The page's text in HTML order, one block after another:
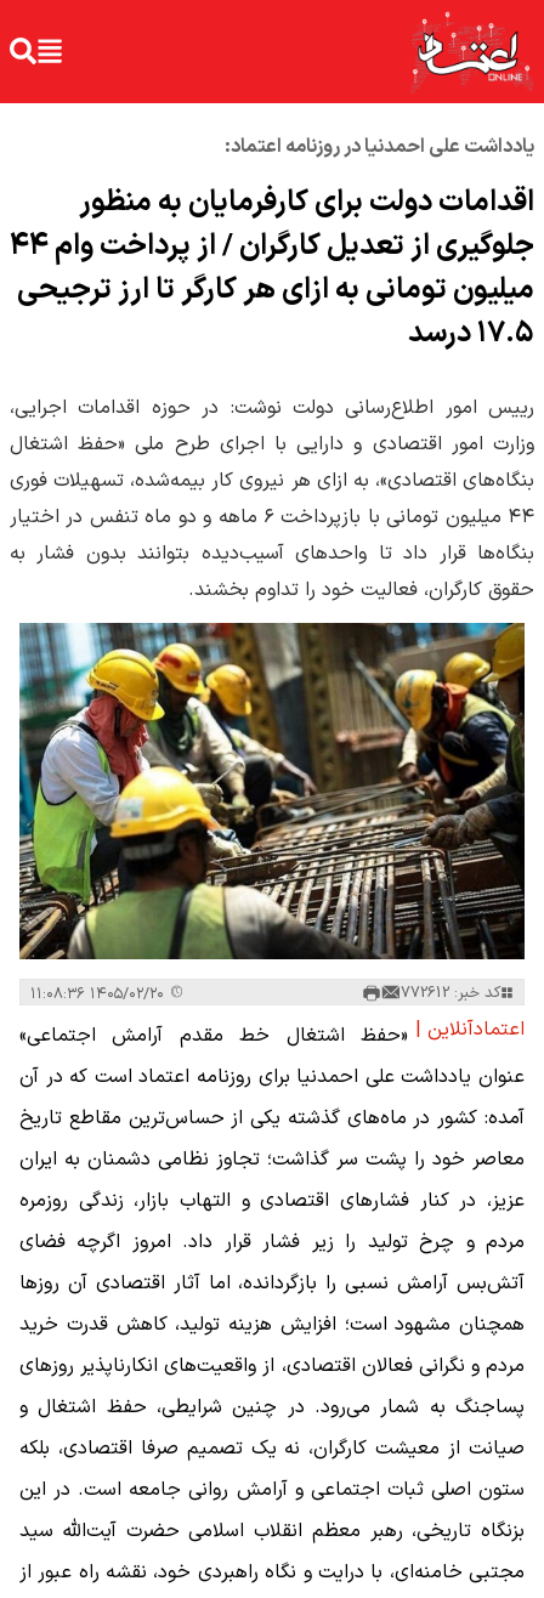
یادداشت علی احمدنیا در روزنامه اعتماد:
اقدامات دولت برای کارفرمایان به منظور
جلوگیری از تعدیل کارگران / از پرداخت وام ۴۴
میلیون تومانی به ازای هر کارگر تا ارز ترجیحی
۱۷.۵ درسد
رییس امور اطلاع‌رسانی دولت نوشت: در حوزه اقدامات اجرایی،
وزارت امور اقتصادی و دارایی با اجرای طرح ملی «حفظ اشتغال
بنگاه‌های اقتصادی»، به ازای هر نیروی کار بیمه‌شده، تسهیلات فوری
۴۴ میلیون تومانی با بازپرداخت ۶ ماهه و دو ماه تنفس در اختیار
بنگاه‌ها قرار داد تا واحدهای آسیب‌دیده بتوانند بدون فشار به
حقوق کارگران، فعالیت خود را تداوم بخشند.
کد خبر: 772612
اعتمادآنلاین | «حفظ اشتغال خط مقدم آرامش اجتماعی»
عنوان یادداشت علی احمدنیا برای روزنامه اعتماد است که در آن
آمده: کشور در ماه‌های گذشته یکی از حساس‌ترین مقاطع تاریخ
معاصر خود را پشت سر گذاشت؛ تجاوز نظامی دشمنان به ایران
عزیز، در کنار فشارهای اقتصادی و التهاب بازار، زندگی روزمره
مردم و چرخ تولید را زیر فشار قرار داد. امروز اگرچه فضای
آتش‌بس آرامش نسبی را بازگردانده، اما آثار اقتصادی آن روزها
همچنان مشهود است؛ افزایش هزینه تولید، کاهش قدرت خرید
مردم و نگرانی فعالان اقتصادی، از واقعیت‌های انکارناپذیر روزهای
پساجنگ به شمار می‌رود. در چنین شرایطی، حفظ اشتغال و
صیانت از معیشت کارگران، نه یک تصمیم صرفا اقتصادی، بلکه
ستون اصلی ثبات اجتماعی و آرامش روانی جامعه است. در این
بزنگاه تاریخی، رهبر معظم انقلاب اسلامی حضرت آیت‌الله سید
مجتبی خامنه‌ای، با درایت و نگاه راهبردی خود، نقشه راه عبور از